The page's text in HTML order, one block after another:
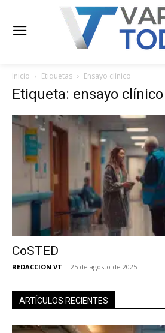
Inicio Etiquetas Ensayo clínico
Etiqueta: ensayo clínico
CoSTED
REDACCION VT - 25 de agosto de 2025
ARTÍCULOS RECIENTES